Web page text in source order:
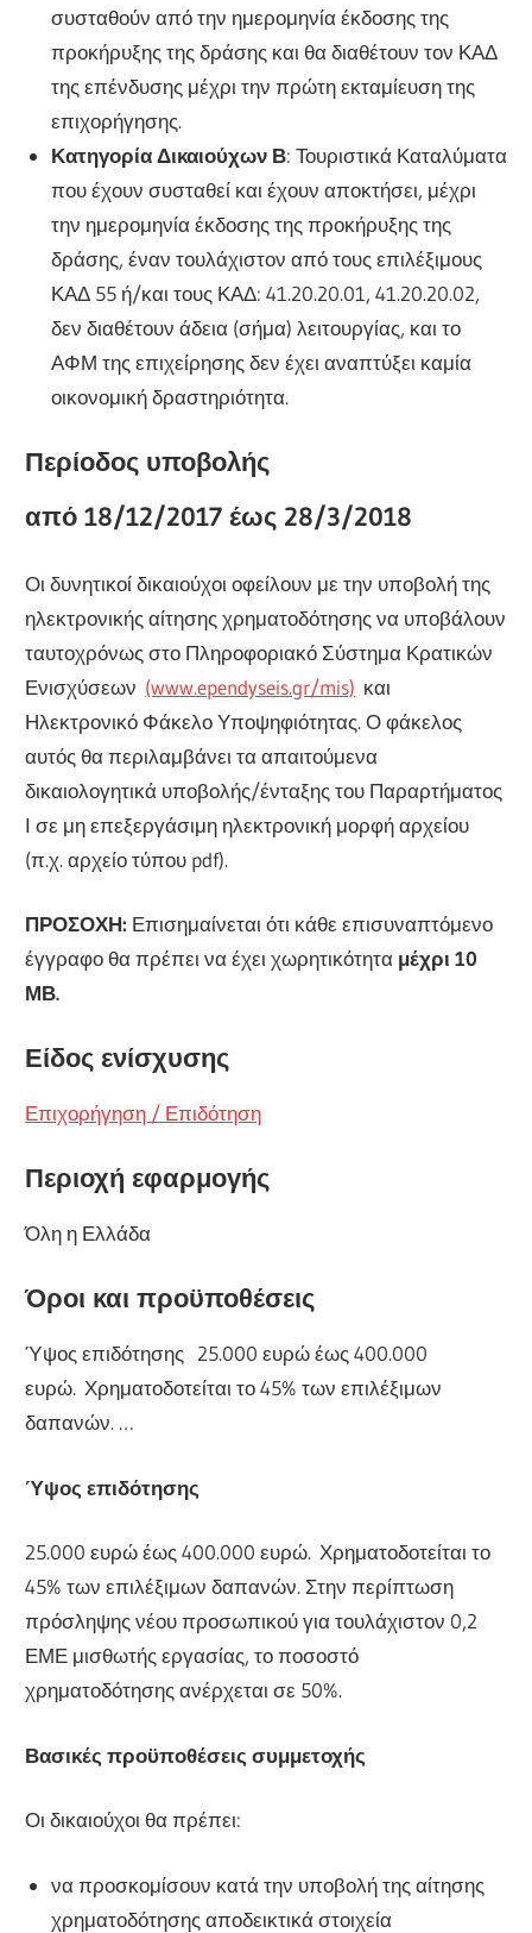
συσταθούν από την ημερομηνία έκδοσης της
προκήρυξης της δράσης και θα διαθέτουν τον ΚΑΔ
της επένδυσης μέχρι την πρώτη εκταμίευση της
επιχορήγησης.
Κατηγορία Δικαιούχων Β: Τουριστικά Καταλύματα
που έχουν συσταθεί και έχουν αποκτήσει, μέχρι
την ημερομηνία έκδοσης της προκήρυξης της
δράσης, έναν τουλάχιστον από τους επιλέξιμους
ΚΑΔ 55 ή/και τους ΚΑΔ: 41.20.20.01, 41.20.20.02,
δεν διαθέτουν άδεια (σήμα) λειτουργίας, και το
ΑΦΜ της επιχείρησης δεν έχει αναπτύξει καμία
οικονομική δραστηριότητα.
Περίοδος υποβολής
από 18/12/2017 έως 28/3/2018
Οι δυνητικοί δικαιούχοι οφείλουν με την υποβολή της
ηλεκτρονικής αίτησης χρηματοδότησης να υποβάλουν
ταυτοχρόνως στο Πληροφοριακό Σύστημα Κρατικών
Ενισχύσεων (www.ependyseis.gr/mis) και
Ηλεκτρονικό Φάκελο Υποψηφιότητας. Ο φάκελος
αυτός θα περιλαμβάνει τα απαιτούμενα
δικαιολογητικά υποβολής/ένταξης του Παραρτήματος
Ι σε μη επεξεργάσιμη ηλεκτρονική μορφή αρχείου
(π.χ. αρχείο τύπου pdf).
ΠΡΟΣΟΧΗ: Επισημαίνεται ότι κάθε επισυναπτόμενο
έγγραφο θα πρέπει να έχει χωρητικότητα μέχρι 10
ΜΒ.
Είδος ενίσχυσης
Επιχορήγηση / Επιδότηση
Περιοχή εφαρμογής
Όλη η Ελλάδα
Όροι και προϋποθέσεις
Ύψος επιδότησης 25.000 ευρώ έως 400.000
ευρώ. Χρηματοδοτείται το 45% των επιλέξιμων
δαπανών. …
Ύψος επιδότησης
25.000 ευρώ έως 400.000 ευρώ. Χρηματοδοτείται το
45% των επιλέξιμων δαπανών. Στην περίπτωση
πρόσληψης νέου προσωπικού για τουλάχιστον 0,2
ΕΜΕ μισθωτής εργασίας, το ποσοστό
χρηματοδότησης ανέρχεται σε 50%.
Βασικές προϋποθέσεις συμμετοχής
Οι δικαιούχοι θα πρέπει:
να προσκομίσουν κατά την υποβολή της αίτησης
χρηματοδότησης αποδεικτικά στοιχεία